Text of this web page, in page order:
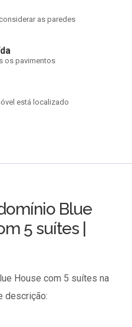
as paredes
os pavimentos
está localizado
Blue
5 suítes |
House com 5 suítes na
descrição: